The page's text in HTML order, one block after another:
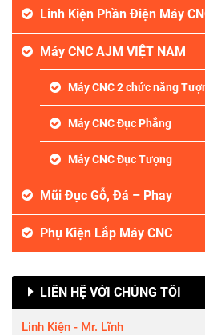
Linh Kiện Phần Điện Máy
Máy CNC AJM VIỆT NAM
Máy CNC 2 chức năng
Máy CNC Đục Phẳng
Máy CNC Đục Tượng
Mũi Đục Gỗ, Đá – Phay
Phụ Kiện Lắp Máy CNC
LIÊN HỆ VỚI CHÚNG TÔI
Linh Kiện - Mr. Lĩnh